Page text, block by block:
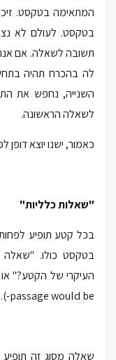
המתאימה בטקסט.
בטקסט. לעולם לא
תשובה לשאלה. אם
לה בהכרח תהיה
השנייה, נחפש את
לשאלה הראשונה.
כאמור, ישנו יוצא דופן
"שאלות כלליות"
בכל קטע תופיע
בטקסט כולו. "שאלה
העיקרי של הקטע?"
passage would be-).
שאלה מסוג זה